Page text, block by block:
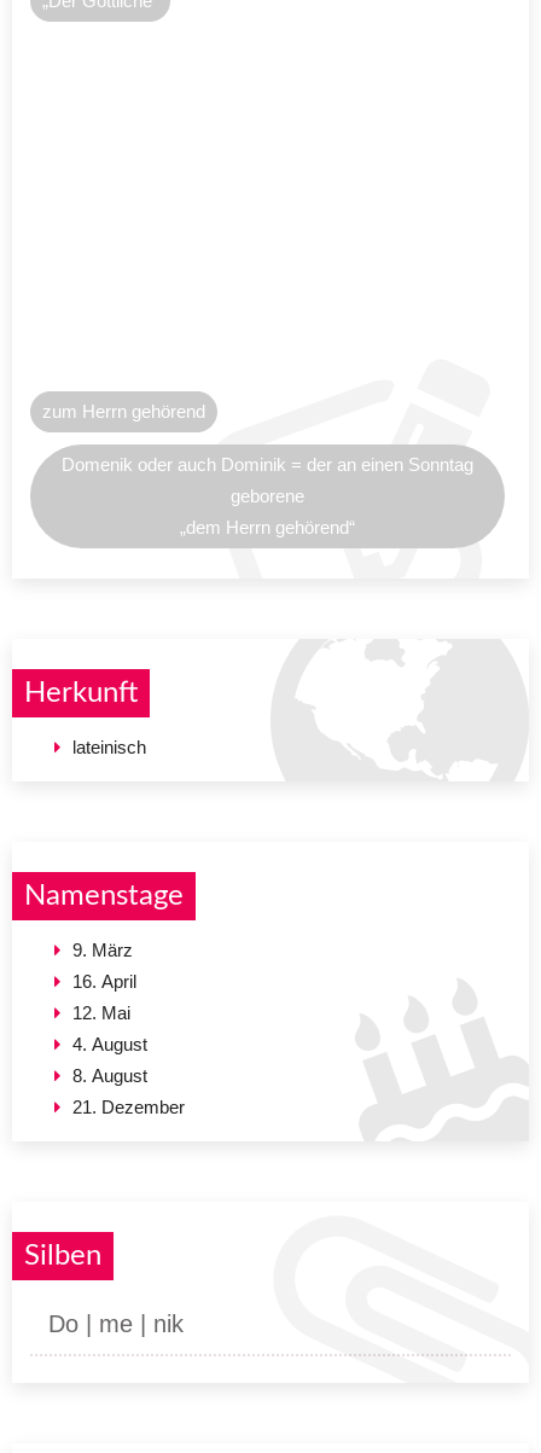
zum Herrn gehörend
Domenik oder auch Dominik = der an einen Sonntag
geborene
„dem Herrn gehörend“
Herkunft
lateinisch
Namenstage
9. März
16. April
12. Mai
4. August
8. August
21. Dezember
Silben
Do | me | nik